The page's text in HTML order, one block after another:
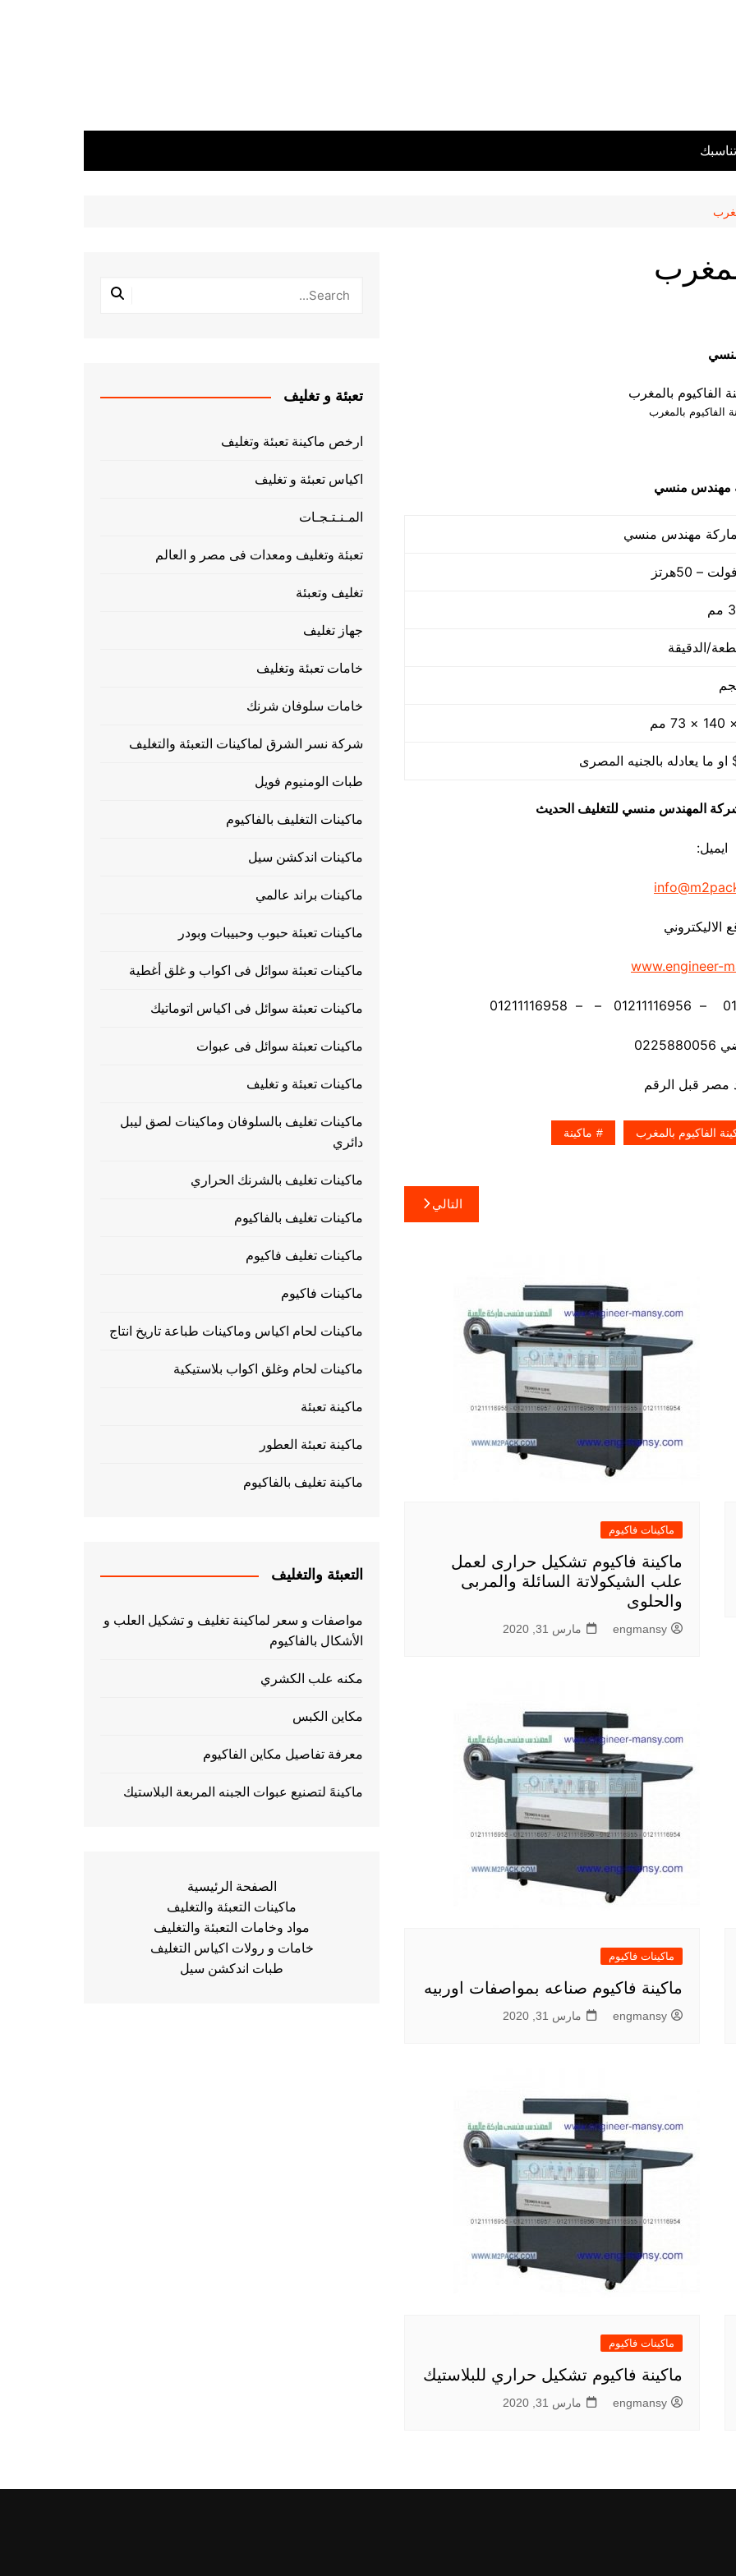
الفاكيوم بالمغرب
مهندس منسي
شركة المهندس منسي للتغليف الحديث
ايميل:
الاليكتروني
www.engineer-
الفاكيوم بالمغرب ماكينة
التالي
ماكينات فاكيوم
ماكينة فاكيوم تشكيل حرارى لعمل
علب الشيكولاتة السائلة والمربى
والحلوى
engmansy مارس 31, 2020
ماكينات فاكيوم
ماكينة فاكيوم صناعه بمواصفات اوربيه
engmansy مارس 31, 2020
ماكينات فاكيوم
ماكينة فاكيوم تشكيل حراري للبلاستيك
engmansy مارس 31, 2020
تعبئة و تغليف
ارخص ماكينة تعبئة وتغليف
اكياس تعبئة و تغليف
المـنـتـجـات
تعبئة وتغليف ومعدات فى مصر و العالم
تغليف وتعبئة
جهاز تغليف
خامات تعبئة وتغليف
خامات سلوفان شرنك
شركة نسر الشرق لماكينات التعبئة والتغليف
طبات الومنيوم فويل
ماكينات التغليف بالفاكيوم
ماكينات اندكشن سيل
ماكينات براند عالمي
ماكينات تعبئة حبوب وحبيبات وبودر
ماكينات تعبئة سوائل فى اكواب و غلق أغطية
ماكينات تعبئة سوائل فى اكياس اتوماتيك
ماكينات تعبئة سوائل فى عبوات
ماكينات تعبئة و تغليف
ماكينات تغليف بالسلوفان وماكينات لصق ليبل
دائري
ماكينات تغليف بالشرنك الحراري
ماكينات تغليف بالفاكيوم
ماكينات تغليف فاكيوم
ماكينات فاكيوم
ماكينات لحام اكياس وماكينات طباعة تاريخ انتاج
ماكينات لحام وغلق اكواب بلاستيكية
ماكينة تعبئة
ماكينة تعبئة العطور
ماكينة تغليف بالفاكيوم
التعبئة والتغليف
مواصفات و سعر لماكينة تغليف و تشكيل العلب و
الأشكال بالفاكيوم
مكنه علب الكشري
مكاين الكبس
معرفة تفاصيل مكاين الفاكيوم
ماكينهً لتصنيع عبوات الجبنه المربعة البلاستيك
الصفحة الرئيسية
ماكينات التعبئة والتغليف
مواد وخامات التعبئة والتغليف
خامات و رولات اكياس التغليف
طبات اندكشن سيل